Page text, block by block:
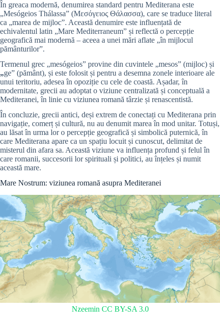
În greaca modernă, denumirea standard pentru Mediterana este
„Mesógeios Thálassa” (Μεσόγειος Θάλασσα), care se traduce literal
ca „marea de mijloc”. Această denumire este influențată de
echivalentul latin „Mare Mediterraneum” și reflectă o percepție
geografică mai modernă – aceea a unei mări aflate „în mijlocul
pământurilor”.
Termenul grec „mesógeios” provine din cuvintele „mesos” (mijloc) și
„ge” (pământ), și este folosit și pentru a desemna zonele interioare ale
unui teritoriu, adesea în opoziție cu cele de coastă. Așadar, în
modernitate, grecii au adoptat o viziune centralizată și conceptuală a
Mediteranei, în linie cu viziunea romană târzie și renascentistă.
În concluzie, grecii antici, deși extrem de conectați cu Mediterana prin
navigație, comerț și cultură, nu au denumit marea în mod unitar. Totuși,
au lăsat în urma lor o percepție geografică și simbolică puternică, în
care Mediterana apare ca un spațiu locuit și cunoscut, delimitat de
misterul din afara sa. Această viziune va influența profund și felul în
care romanii, succesorii lor spirituali și politici, au înțeles și numit
această mare.
Mare Nostrum: viziunea romană asupra Mediteranei
Nzeemin CC BY-SA 3.0